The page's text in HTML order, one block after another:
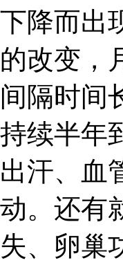
下降而出
的改变，
间隔时间
持续半年
出汗、血
动。还有
失、卵巢